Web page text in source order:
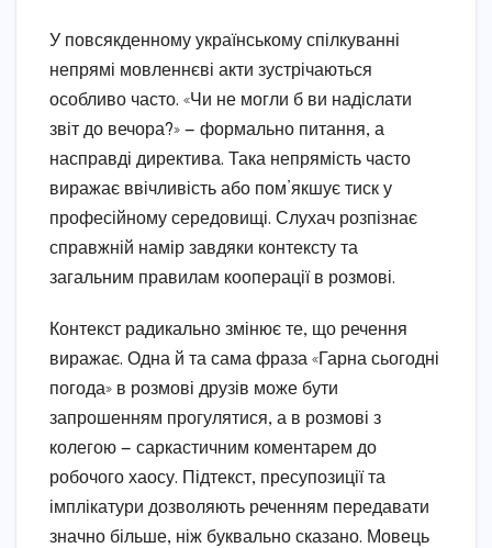
У повсякденному українському спілкуванні
непрямі мовленнєві акти зустрічаються
особливо часто. «Чи не могли б ви надіслати
звіт до вечора?» — формально питання, а
насправді директива. Така непрямість часто
виражає ввічливість або пом’якшує тиск у
професійному середовищі. Слухач розпізнає
справжній намір завдяки контексту та
загальним правилам кооперації в розмові.
Контекст радикально змінює те, що речення
виражає. Одна й та сама фраза «Гарна сьогодні
погода» в розмові друзів може бути
запрошенням прогулятися, а в розмові з
колегою — саркастичним коментарем до
робочого хаосу. Підтекст, пресупозиції та
імплікатури дозволяють реченням передавати
значно більше, ніж буквально сказано. Мовець